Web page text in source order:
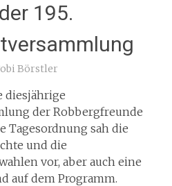
195.
Börstler
diesjährige
der Robbergfreunde
Tagesordnung sah die
und die
vor, aber auch eine
auf dem Programm.